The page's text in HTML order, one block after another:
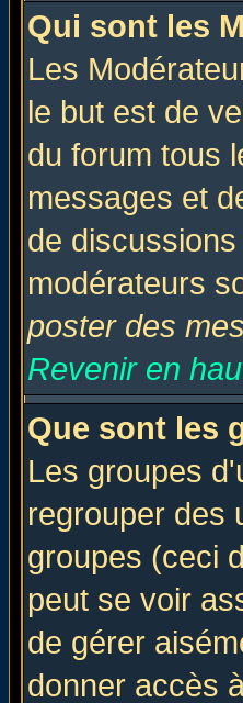
Qui sont les
Les
le but est de
du forum tous
messages et
de
modérateurs
poster des
Revenir en
Que sont les
Les groupes
regrouper des
groupes (ceci
peut se voir
de gérer
donner accès